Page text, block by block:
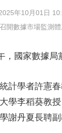
直播中國
年世界盃
生活體育大會
年10月01日
開數據市場監測
，國家數據局
計學者許憲
學李稻葵教
謝丹夏長聘